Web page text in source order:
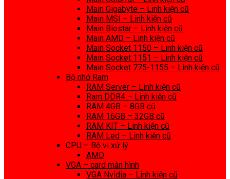
Main Gigabyte – Linh kiện cũ
Main MSI – Linh kiện cũ
Main Biostar – Linh kiện cũ
Main AMD – Linh kiện cũ
Main Socket 1150 – Linh kiện cũ
Main Socket 1151 – Linh kiện cũ
Main Socket 775-1155 – Linh kiện cũ
Bộ nhớ Ram
RAM Server – Linh kiện cũ
Ram DDR4 – Linh kiện cũ
RAM 4GB – 8GB cũ
RAM 16GB – 32GB cũ
RAM KIT – Linh kiện cũ
RAM Led – Linh kiện cũ
CPU – Bộ vi xử lý
AMD
VGA – card màn hình
VGA Nvidia – Linh kiện cũ